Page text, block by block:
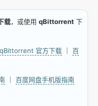
载，或使用 qBittorrent 下
qBittorrent 官方下载
百
百度网盘手机版指南